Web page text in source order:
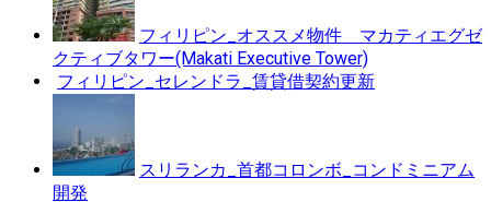
フィリピン_オススメ物件 マカティエグゼ
クティブタワー(Makati Executive Tower)
フィリピン_セレンドラ_賃貸借契約更新
スリランカ_首都コロンボ_コンドミニアム
開発